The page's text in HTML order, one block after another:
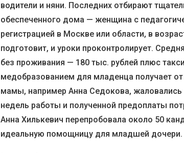
водители и няни. Последних отбирают
обеспеченного дома — женщина с
регистрацией в Москве или области, в
подготовит, и уроки проконтролирует.
без проживания — 180 тыс. рублей плюс
медобразованием для младенца получает
мамы, например Анна Седокова, жаловались
недель работы и полученной предоплаты
Анна Хилькевич перепробовала около 50
идеальную помощницу для младшей дочери.